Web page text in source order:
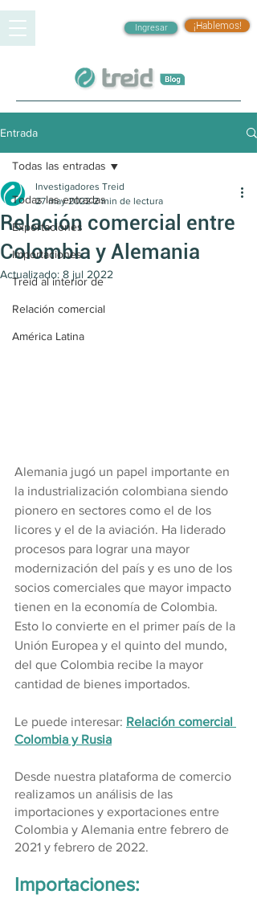
¡Hablemos!
Ingresar
Entrada
Todas las entradas
Exportaciones
Importaciones
Treid al interior de
Relación comercial
América Latina
Todas las entradas
Relación comercial entre
Colombia y Alemania
Investigadores Treid
27 may 2022 2 min de lectura
Actualizado: 8 jul 2022
Alemania jugó un papel importante en
la industrialización colombiana siendo
pionero en sectores como el de los
licores y el de la aviación. Ha liderado
procesos para lograr una mayor
modernización del país y es uno de los
socios comerciales que mayor impacto
tienen en la economía de Colombia.
Esto lo convierte en el primer país de la
Unión Europea y el quinto del mundo,
del que Colombia recibe la mayor
cantidad de bienes importados.
Le puede interesar: Relación comercial
Colombia y Rusia
Desde nuestra plataforma de comercio
realizamos un análisis de las
importaciones y exportaciones entre
Colombia y Alemania entre febrero de
2021 y febrero de 2022.
Importaciones: